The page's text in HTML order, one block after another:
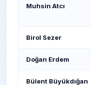
Muhsin Atcı
Birol Sezer
Doğan Erdem
Bülent Büyükdığan